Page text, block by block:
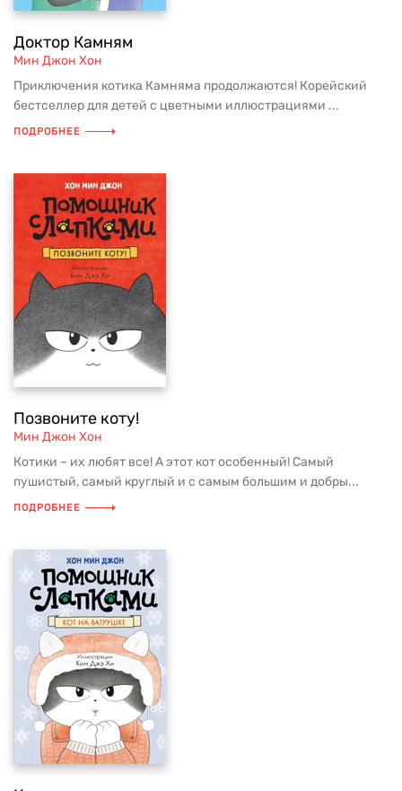
Доктор Камням
Мин Джон Хон
Приключения котика Камняма продолжаются! Корейский
бестселлер для детей с цветными иллюстрациями ...
ПОДРОБНЕЕ
Позвоните коту!
Мин Джон Хон
Котики – их любят все! А этот кот особенный! Самый
пушистый, самый круглый и с самым большим и добры...
ПОДРОБНЕЕ